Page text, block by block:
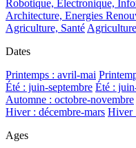
Robotique, Electronique,
Architecture, Energies
Agriculture, Santé
Dates
Printemps : avril-mai
Été : juin-septembre Été :
Automne : octobre-novembre
Hiver : décembre-mars Hiver
Ages